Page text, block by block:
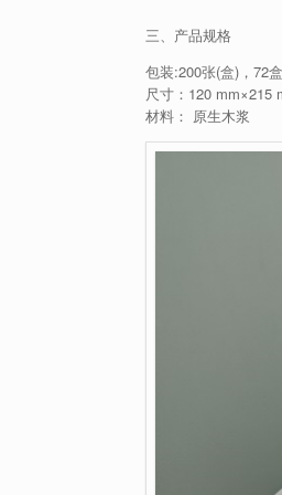
三、产品规格
包装:200张(盒)，72
尺寸：120 mm×215
材料： 原生木浆